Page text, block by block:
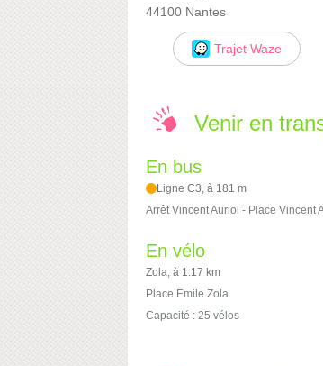
44100 Nantes
Trajet Waze
Venir en
En bus
Ligne C3, à 181 m
Arrêt Vincent Auriol - Place Vincent
En vélo
Zola, à 1.17 km
Place Emile Zola
Capacité : 25 vélos